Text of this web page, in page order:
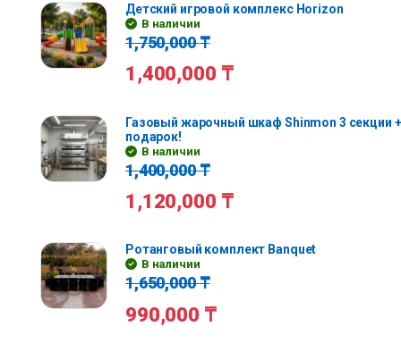
Детский игровой комплекс Horizon
В наличии
1,750,000₸
1,400,000 ₸
Газовый жарочный шкаф Shinmon 3 секции
подарок!
В наличии
1,400,000₸
1,120,000 ₸
Ротанговый комплект Banquet
В наличии
1,650,000₸
990,000 ₸